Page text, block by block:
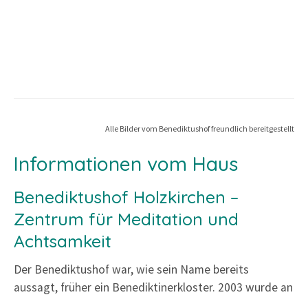
Alle Bilder vom Benediktushof freundlich bereitgestellt
Informationen vom Haus
Benediktushof Holzkirchen –
Zentrum für Meditation und
Achtsamkeit
Der Benediktushof war, wie sein Name bereits
aussagt, früher ein Benediktinerkloster. 2003 wurde an